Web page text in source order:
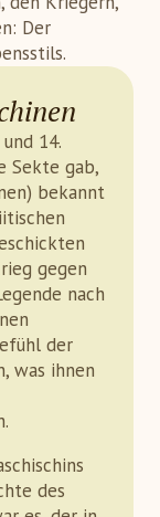
Der
14.
Sekte gab,
bekannt
gegen
nach
der
was ihnen
des